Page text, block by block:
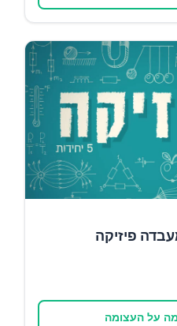
פיזיקה
על העצומה